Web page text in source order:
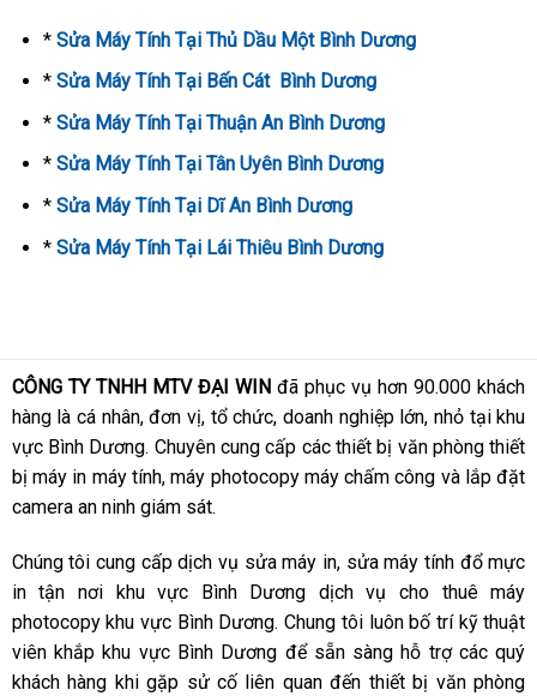
* Sửa Máy Tính Tại Thủ Dầu Một Bình Dương
* Sửa Máy Tính Tại Bến Cát Bình Dương
* Sửa Máy Tính Tại Thuận An Bình Dương
* Sửa Máy Tính Tại Tân Uyên Bình Dương
* Sửa Máy Tính Tại Dĩ An Bình Dương
* Sửa Máy Tính Tại Lái Thiêu Bình Dương
CÔNG TY TNHH MTV ĐẠI WIN đã phục vụ hơn 90.000 khách
hàng là cá nhân, đơn vị, tổ chức, doanh nghiệp lớn, nhỏ tại khu
vực Bình Dương. Chuyên cung cấp các thiết bị văn phòng thiết
bị máy in máy tính, máy photocopy máy chấm công và lắp đặt
camera an ninh giám sát.
Chúng tôi cung cấp dịch vụ sửa máy in, sửa máy tính đổ mực
in tận nơi khu vực Bình Dương dịch vụ cho thuê máy
photocopy khu vực Bình Dương. Chung tôi luôn bố trí kỹ thuật
viên khắp khu vực Bình Dương để sẵn sàng hỗ trợ các quý
khách hàng khi gặp sử cố liên quan đến thiết bị văn phòng